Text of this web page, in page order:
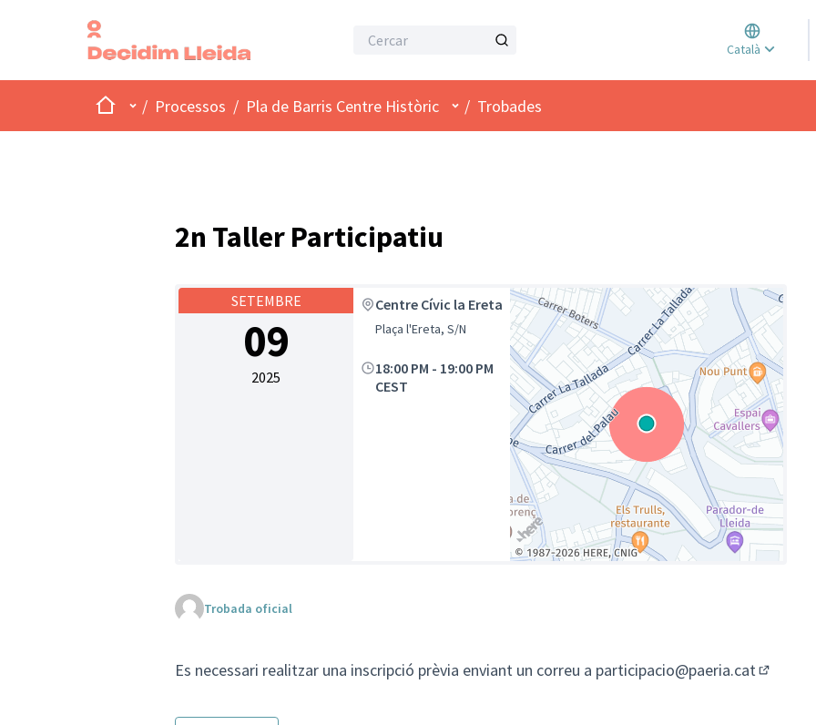
Català
Triar
Elegir
Inici Menú principal
/ Processos / Pla de Barris Centre Històric Menú d'usuari
/ Trobades
2n Taller Participatiu
SETEMBRE
09
2025
Centre Cívic la Ereta
Plaça l'Ereta, S/N
18:00 PM - 19:00 PM
CEST
Trobada oficial
Es necessari realitzar una inscripció prèvia enviant un correu a participacio@paeria.cat